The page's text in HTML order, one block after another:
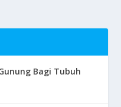
Bagi Tubuh